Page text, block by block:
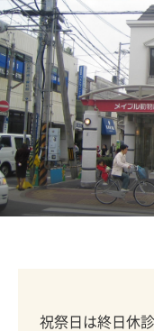
祝祭日は終日休